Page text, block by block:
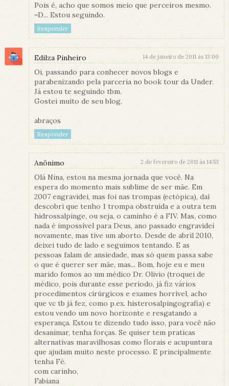
Pois é, acho que somos meio que perceiros mesmo.
=D... Estou seguindo.
Responder
Edilza Pinheiro 14 de janeiro de 2011 às 13:00
Oi, passando para conhecer novos blogs e
parabenizando pela parceria no book tour da Under.
Já estou te seguindo tbm.
Gostei muito de seu blog.
abraços
Responder
Anônimo 2 de fevereiro de 2011 às 14:53
Olá Nina, estou na mesma jornada que você. Na
espera do momento mais sublime de ser mãe. Em
2007 engravidei, mas foi nas trompas (ectópica), daí
descobri que tenho 1 trompa obstruída e a outra tem
hidrossalpinge, ou seja, o caminho é a FIV. Mas, como
nada é impossível para Deus, ano passado engravidei
novamente, mas tive um aborto. Desde de abril 2010,
deixei tudo de lado e seguimos tentando. E as
pessoas falam de ansiedade, mas só quem passa sabe
o que é querer ser mãe, mas... Bom, hoje eu e meu
marido fomos ao um médico Dr. Olivio (troquei de
médico, pois durante esse período, já fiz vários
procedimentos cirúrgicos e exames horrível, acho
que vc tb já fez, como p.ex. histerosalpingografia) e
estou vendo um novo horizonte e resgatando a
esperança. Estou te dizendo tudo isso, para você não
desanimar, tenha forças. Se quiser tem praticas
alternativas maravilhosas como florais e acupuntura
que ajudam muito neste processo. E principalmente
tenha Fé.
com carinho,
Fabiana